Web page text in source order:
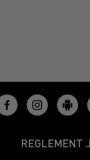
REGLEMENT